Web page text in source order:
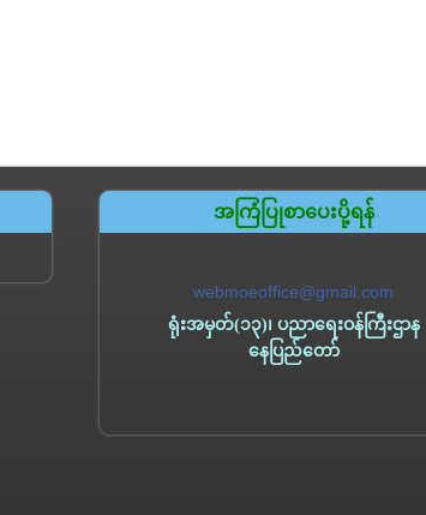
အကြံပြုစာပေးပို့ရန်
webmoeoffice@gmail.com
ရုံးအမှတ်(၁၃)၊ ပညာရေးဝန်ကြီးဌာန
နေပြည်တော်